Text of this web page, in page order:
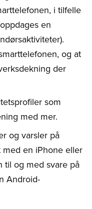
i tilfelle
en
og at
der
som
med mer.
og varsler på
en iPhone eller
til og med svare på
Android-